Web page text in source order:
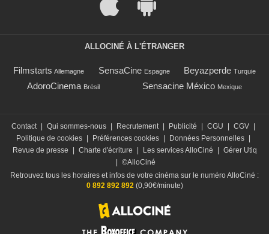
ALLOCINÉ À L'ÉTRANGER
Filmstarts Allemagne SensaCine Espagne Beyazperde Turquie
AdoroCinema Brésil Sensacine México Mexique
Contact Qui sommes-nous Recrutement Publicité CGU CGV
Politique de cookies
Préférences cookies Données Personnelles
Revue de presse
Charte d'écriture Les services AlloCiné
Gérer Utiq
©AlloCiné
Retrouvez tous les horaires et infos de votre cinéma sur le numéro AlloCiné :
0 892 892 892(0,90€/minute)